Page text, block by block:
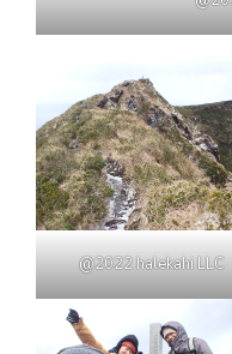
@2022 halekahi LLC